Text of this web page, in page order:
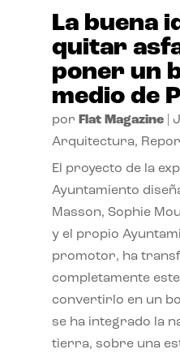
La buena
quitar
poner un
medio de
por Flat Magazine|
Arquitectura,
El proyecto de la
Ayuntamiento
Masson, Sophie
y el propio
promotor, ha
completamente
convertirlo en un
se ha integrado la
tierra, sobre una